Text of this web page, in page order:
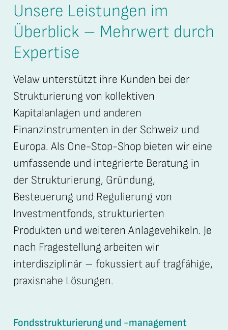
Unsere Leistungen im
Überblick – Mehrwert durch
Expertise
Velaw unterstützt ihre Kunden bei der
Strukturierung von kollektiven
Kapitalanlagen und anderen
Finanzinstrumenten in der Schweiz und
Europa. Als One-Stop-Shop bieten wir eine
umfassende und integrierte Beratung in
der Strukturierung, Gründung,
Besteuerung und Regulierung von
Investmentfonds, strukturierten
Produkten und weiteren Anlagevehikeln. Je
nach Fragestellung arbeiten wir
interdisziplinär – fokussiert auf tragfähige,
praxisnahe Lösungen.
Fondsstrukturierung und -management